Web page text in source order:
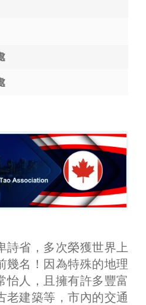
詩省，多次榮獲世界上
幾名！因為特殊的地理
怡人，且擁有許多豐富
老建築等，市內的交通